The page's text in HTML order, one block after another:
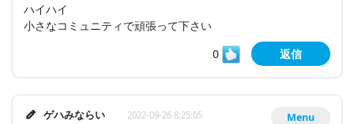
ハイハイ
小さなコミュニティで頑張って下さい
0
返信
Menu
ゲハみならい 2022-09-26 8:25:05